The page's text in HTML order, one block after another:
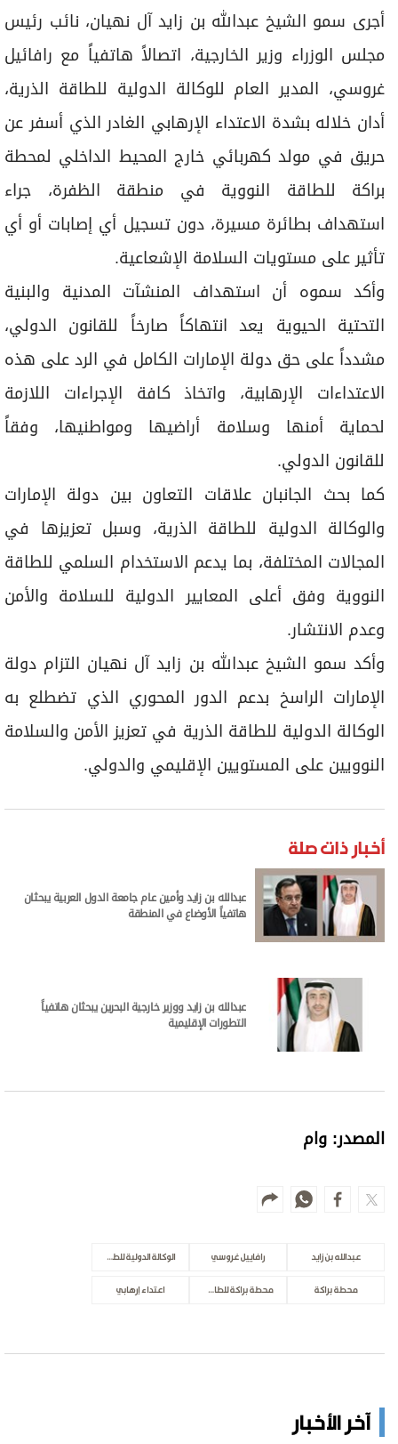
عدد اليوم
مواقيت الصلاة
الأحوال الجوية
أجرى سمو الشيخ عبدالله بن زايد آل نهيان، نائب رئيس
مجلس الوزراء وزير الخارجية، اتصالاً هاتفياً مع رافائيل
غروسي، المدير العام للوكالة الدولية للطاقة الذرية،
أدان خلاله بشدة الاعتداء الإرهابي الغادر الذي أسفر عن
حريق في مولد كهربائي خارج المحيط الداخلي لمحطة
براكة للطاقة النووية في منطقة الظفرة، جراء
استهداف بطائرة مسيرة، دون تسجيل أي إصابات أو أي
تأثير على مستويات السلامة الإشعاعية.
وأكد سموه أن استهداف المنشآت المدنية والبنية
التحتية الحيوية يعد انتهاكاً صارخاً للقانون الدولي،
مشدداً على حق دولة الإمارات الكامل في الرد على هذه
الاعتداءات الإرهابية، واتخاذ كافة الإجراءات اللازمة
لحماية أمنها وسلامة أراضيها ومواطنيها، وفقاً
للقانون الدولي.
كما بحث الجانبان علاقات التعاون بين دولة الإمارات
والوكالة الدولية للطاقة الذرية، وسبل تعزيزها في
المجالات المختلفة، بما يدعم الاستخدام السلمي للطاقة
النووية وفق أعلى المعايير الدولية للسلامة والأمن
وعدم الانتشار.
وأكد سمو الشيخ عبدالله بن زايد آل نهيان التزام دولة
الإمارات الراسخ بدعم الدور المحوري الذي تضطلع به
الوكالة الدولية للطاقة الذرية في تعزيز الأمن والسلامة
النوويين على المستويين الإقليمي والدولي.
أخبار ذات صلة
عبدالله بن زايد وأمين عام جامعة الدول العربية يبحثان
هاتفياً الأوضاع في المنطقة
عبدالله بن زايد ووزير خارجية البحرين يبحثان هاتفياً
التطورات الإقليمية
المصدر: وام
عبدالله بن زايد رافاييل غروسي الوكالة الدولية للطاقة الذرية
محطة براكة محطة براكة للطاقة النووية اعتداء إرهابي
آخر الأخبار